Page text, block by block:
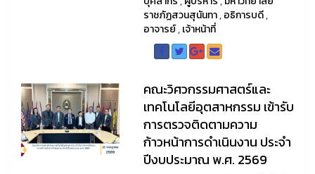
ราชภัฏสวนสุนันทา,อธิการบดี,
อาจารย์,เจ้าหน้าที่
คณะวิศวกรรมศาสตร์และ
เทคโนโลยีอุตสาหกรรม เข้ารับ
การตรวจติดตามความ
ก้าวหน้าการดำเนินงาน ประจำ
ปีงบประมาณ พ.ศ. 2569